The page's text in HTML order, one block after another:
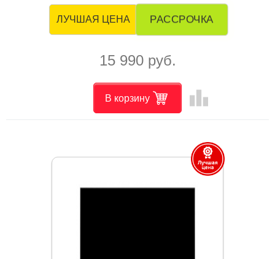
ЛУЧШАЯ ЦЕНА РАССРОЧКА
15 990 руб.
В корзину leaderboard